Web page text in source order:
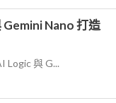
Nano 打造
Logic 與 G...